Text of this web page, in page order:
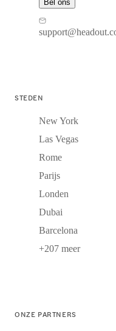
Bel ons
STEDEN
New York
Las Vegas
Rome
Parijs
Londen
Dubai
Barcelona
+207 meer
ONZE PARTNERS